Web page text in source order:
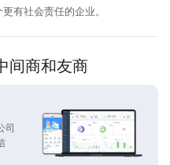
有社会责任的企业。
间商和友商
司